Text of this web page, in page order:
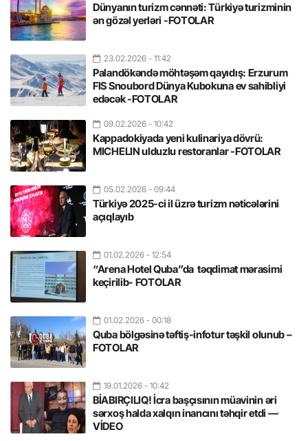
Dünyanın turizm cənnəti: Türkiyə turizminin
ən gözəl yerləri -FOTOLAR
23.02.2026 - 11:42
Palandökəndə möhtəşəm qayıdış: Erzurum
FIS Snoubord Dünya Kubokuna ev sahibliyi
edəcək -FOTOLAR
09.02.2026 - 10:42
Kappadokiyada yeni kulinariya dövrü:
MICHELIN ulduzlu restoranlar -FOTOLAR
05.02.2026 - 09:44
Türkiyə 2025-ci il üzrə turizm nəticələrini
açıqlayıb
01.02.2026 - 12:54
“Arena Hotel Quba”da təqdimat mərasimi
keçirilib- FOTOLAR
01.02.2026 - 00:18
Quba bölgəsinə təftiş-infotur təşkil olunub –
FOTOLAR
19.01.2026 - 10:42
BİABIRÇILIQ! İcra başçısının müavinin əri
sərxoş halda xalqın inancını təhqir etdi —
VİDEO